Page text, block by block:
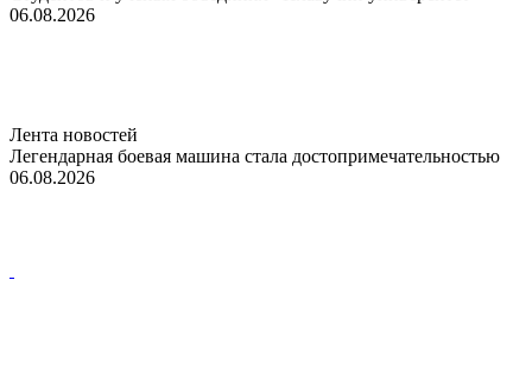
06.08.2026
Лента новостей
Легендарная боевая машина стала достопримечательностью
06.08.2026